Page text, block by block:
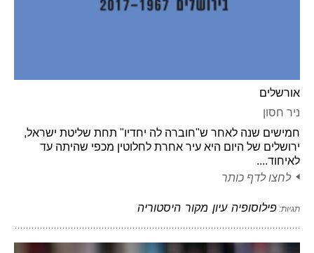
אורשלים
ניר חסון
חמישים שנה לאחר ש"חוברה לה יחדיו" תחת שליטת ישראל,
ירושלים של היום היא עיר אחרת לחלוטין מכפי שהיתה עד
לאיחוד....
לחצו לדף כותר
תגיות: פילוסופיה עיון מקור היסטוריה